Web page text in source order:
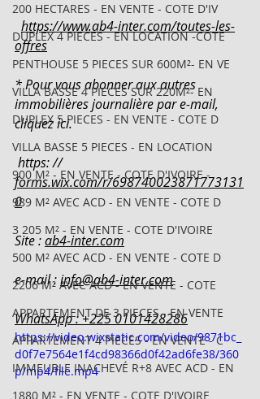
200 HECTARES - EN VENTE - COTE D'IV
DUPLEX 4 PIECES - EN LOCATION -COTE
PENTHOUSE 5 PIECES SUR 600M²- EN VE
VILLA BASSE 4 PIECES SUR 220M²- EN
DUPLEX 5 PIECES - EN VENTE - COTE D
VILLA BASSE 5 PIECES - EN LOCATION
900 M² - EN VENTE - COTE D'IVOIRE -
989 M² AVEC ACD - EN VENTE - COTE D
3 205 M² - EN VENTE - COTE D'IVOIRE
500 M² AVEC ACD - EN VENTE - COTE D
2206 M² AVEC ACD - EN VENTE - COTE
APPARTEMENT DE 3 PIECES - EN VENTE
APPARTEMENT 4 PIECES - EN VENTE - C
IMMEUBLE INACHEVÉ R+8 AVEC ACD - EN
1880 M² - EN VENTE - COTE D'IVOIRE
https://www.ab4-inter.com/toutes-les-
offres
* Pour vous abonner aux autres
immobilières journalière par e-mail,
cliquez ici.
https: //
forms.wix.com/r/698740023871773131
0
Site : ab4-inter.com
e-mail : info@ab4-inter.com
WhatsApp : +225 0101428286
https://video.wixstatic.com/video/9871bc_
d0f7e7564e1f4cd98366d0f42ad6fe38/360
p/mp4/file.mp4